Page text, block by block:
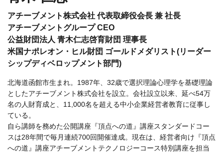
アチーブメント株式会社 代表取締役会長 兼 社長
アチーブメントグループ CEO
公益財団法人 青木仁志啓育財団 理事長
米国ナポレオン・ヒル財団 ゴールドメダリスト(リーダー
シップディベロップメント部門)
北海道函館市生まれ。1987年、32歳で選択理論心理学を基礎理論
としたアチーブメント株式会社を設立。会社設立以来、延べ54万
名の人財育成と、11,000名を超える中小企業経営者教育に従事し
ている。
自ら講師を務めた公開講座『頂点への道』講座スタンダードコー
スは28年間で毎月連続700回開催達成。現在は、経営者向け『頂点
への道』講座アチーブメントテクノロジーコース特別講座を担当